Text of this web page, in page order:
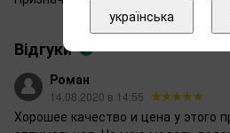
Відгуки
Роман
14.08.2020 в 14:55
Хорошее качество и цена у этого
українська